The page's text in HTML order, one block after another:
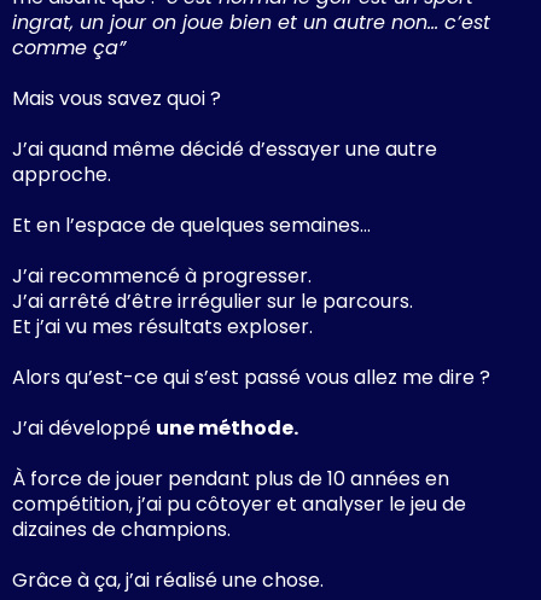
ingrat, un jour on joue bien et un autre non… c’est
comme ça”
Mais vous savez quoi ?
J’ai quand même décidé d’essayer une autre
approche.
Et en l’espace de quelques semaines…
J’ai recommencé à progresser.
J’ai arrêté d’être irrégulier sur le parcours.
Et j’ai vu mes résultats exploser.
Alors qu’est-ce qui s’est passé vous allez me dire ?
J’ai développé une méthode.
À force de jouer pendant plus de 10 années en
compétition, j’ai pu côtoyer et analyser le jeu de
dizaines de champions.
Grâce à ça, j’ai réalisé une chose.